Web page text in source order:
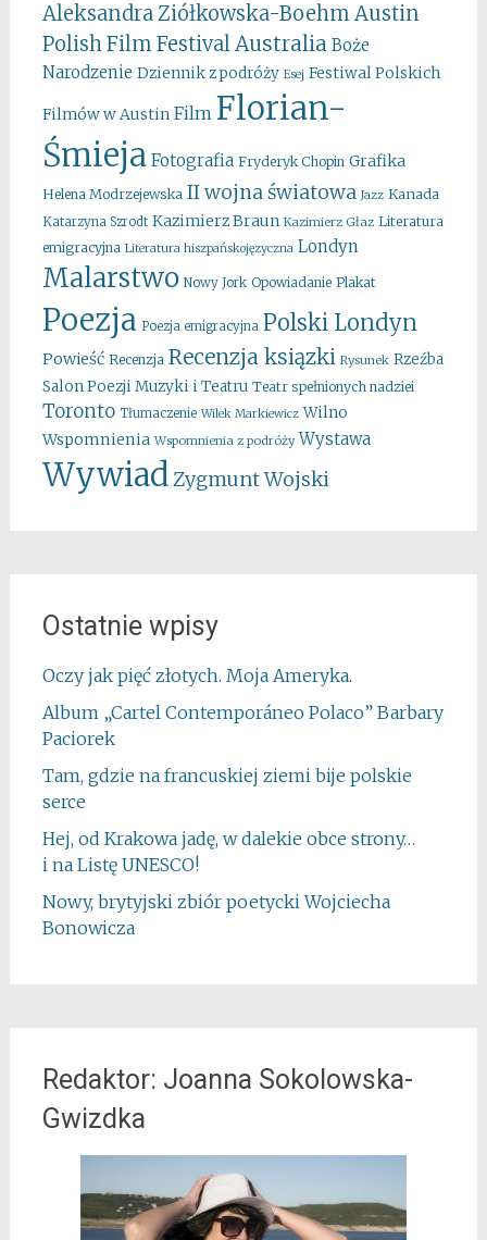
Aleksandra Ziółkowska-Boehm Austin
Polish Film FestivalAustralia Boże
Narodzenie Dziennik z podróży Esej Festiwal Polskich
Filmów w Austin Film Florian-
Śmieja Fotografia Fryderyk Chopin Grafika
Helena Modrzejewska II wojna światowa Jazz Kanada
Katarzyna Szrodt Kazimierz Braun Kazimierz Głaz Literatura
emigracyjna Literatura hiszpańskojęzyczna Londyn
Malarstwo Nowy Jork Opowiadanie Plakat
Poezja Poezja emigracyjna Polski Londyn
Powieść Recenzja Recenzja ksiązki Rysunek Rzeźba
Salon Poezji Muzyki i Teatru Teatr spełnionych nadziei
Toronto Tłumaczenie Wilek Markiewicz Wilno
Wspomnienia Wspomnienia z podróży Wystawa
WywiadZygmunt Wojski
Ostatnie wpisy
Oczy jak pięć złotych. Moja Ameryka.
Album „Cartel Contemporáneo Polaco” Barbary
Paciorek
Tam, gdzie na francuskiej ziemi bije polskie
serce
Hej, od Krakowa jadę, w dalekie obce strony…
i na Listę UNESCO!
Nowy, brytyjski zbiór poetycki Wojciecha
Bonowicza
Redaktor: Joanna Sokolowska-
Gwizdka